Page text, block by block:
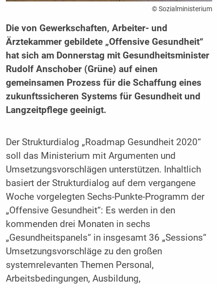
© Sozialministerium
Die von Gewerkschaften, Arbeiter- und
Ärztekammer gebildete „Offensive Gesundheit“
hat sich am Donnerstag mit Gesundheitsminister
Rudolf Anschober (Grüne) auf einen
gemeinsamen Prozess für die Schaffung eines
zukunftssicheren Systems für Gesundheit und
Langzeitpflege geeinigt.
Der Strukturdialog „Roadmap Gesundheit 2020“
soll das Ministerium mit Argumenten und
Umsetzungsvorschlägen unterstützen. Inhaltlich
basiert der Strukturdialog auf dem vergangene
Woche vorgelegten Sechs-Punkte-Programm der
„Offensive Gesundheit“: Es werden in den
kommenden drei Monaten in sechs
„Gesundheitspanels“ in insgesamt 36 „Sessions“
Umsetzungsvorschläge zu den großen
systemrelevanten Themen Personal,
Arbeitsbedingungen, Ausbildung,